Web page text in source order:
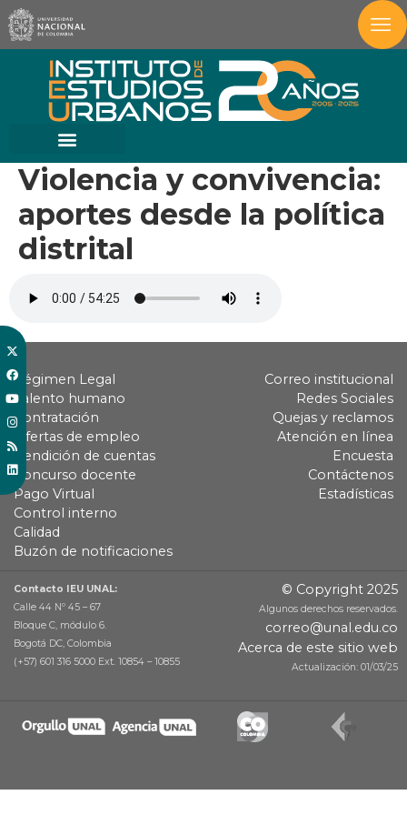
Violencia y convivencia:
aportes desde la política
distrital
Régimen Legal
Talento humano
Contratación
Ofertas de empleo
Rendición de cuentas
Concurso docente
Pago Virtual
Control interno
Calidad
Buzón de notificaciones
Correo institucional
Redes Sociales
Quejas y reclamos
Atención en línea
Encuesta
Contáctenos
Estadísticas
Contacto IEU UNAL:
Calle 44 Nº 45 – 67
Bloque C, módulo 6.
Bogotá DC, Colombia
(+57) 601 316 5000 Ext. 10854 – 10855
© Copyright 2025
Algunos derechos reservados.
correo@unal.edu.co
Acerca de este sitio web
Actualización: 01/03/25